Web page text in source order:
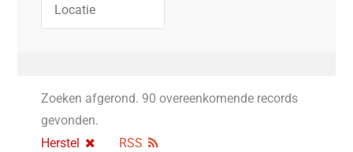
Zoeken afgerond. 90 overeenkomende records
gevonden.
Herstel
RSS